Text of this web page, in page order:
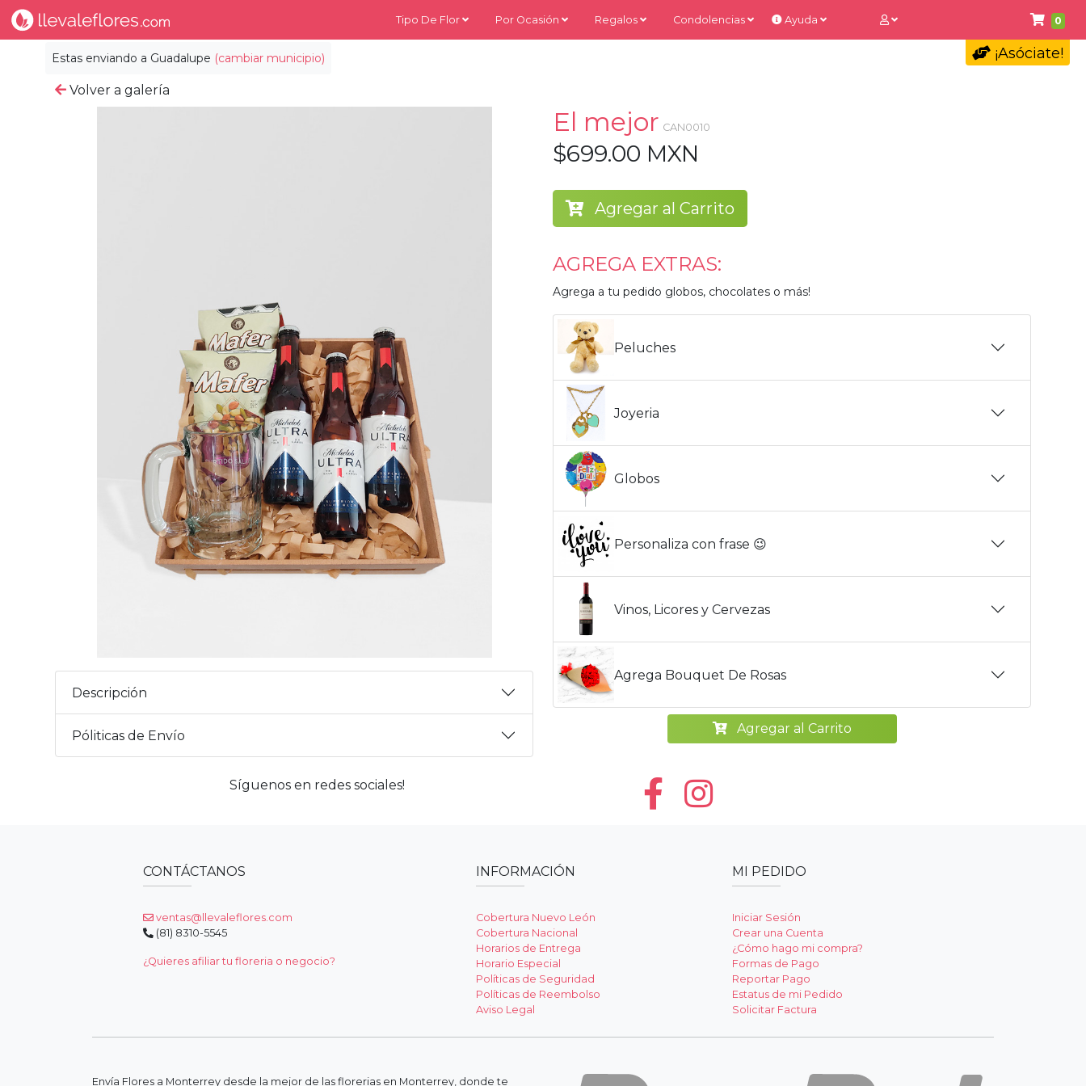
0
Estas enviando a Guadalupe (cambiar municipio)
Tipo De Flor Por Ocasión Regalos Condolencias Ayuda
¡Asóciate!
Volver a galería
Descripción
Póliticas de Envío
El mejor CAN0010
$699.00 MXN
Agregar al Carrito
AGREGA EXTRAS:
Agrega a tu pedido globos, chocolates o más!
Peluches
Joyeria
Globos
Personaliza con frase 😉
Vinos, Licores y Cervezas
Agrega Bouquet De Rosas
Agregar al Carrito
Síguenos en redes sociales!
CONTÁCTANOS
ventas@llevaleflores.com
(81) 8310-5545
¿Quieres afiliar tu floreria o negocio?
INFORMACIÓN
Cobertura Nuevo León
Cobertura Nacional
Horarios de Entrega
Horario Especial
Políticas de Seguridad
Políticas de Reembolso
Aviso Legal
MI PEDIDO
Iniciar Sesión
Crear una Cuenta
¿Cómo hago mi compra?
Formas de Pago
Reportar Pago
Estatus de mi Pedido
Solicitar Factura
Envía Flores a Monterrey desde la mejor de las florerias en Monterrey, donde te